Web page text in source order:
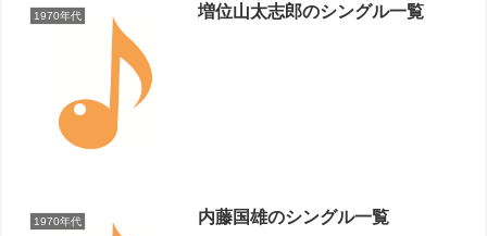
1970年代 増位山太志郎のシングル一覧
1970年代 内藤国雄のシングル一覧